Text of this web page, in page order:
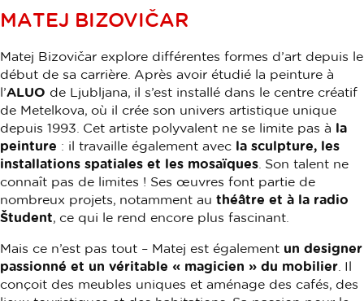
MATEJ BIZOVIČAR
Matej Bizovičar explore différentes formes d’art depuis le
début de sa carrière. Après avoir étudié la peinture à
l’ALUO de Ljubljana, il s’est installé dans le centre créatif
de Metelkova, où il crée son univers artistique unique
depuis 1993. Cet artiste polyvalent ne se limite pas à la
peinture : il travaille également avec la sculpture, les
installations spatiales et les mosaïques . Son talent ne
connaît pas de limites ! Ses œuvres font partie de
nombreux projets, notamment au théâtre et à la radio
Študent, ce qui le rend encore plus fascinant.
Mais ce n’est pas tout – Matej est également un designer
passionné et un véritable « magicien » du mobilier . Il
conçoit des meubles uniques et aménage des cafés, des